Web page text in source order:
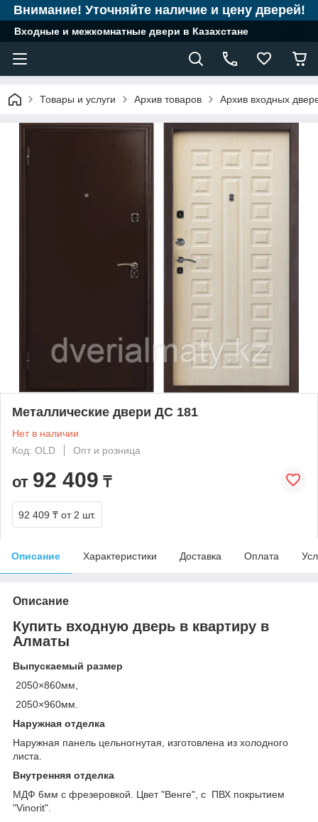
Внимание! Уточняйте наличие и цену дверей!
Входные и межкомнатные двери в Казахстане
Товары и услуги Архив товаров Архив входных
Металлические двери ДС 181
Нет в наличии
Код: OLD
Опт и розница
от 92 409 ₸
92 409 ₸ от 2 шт.
Описание Характеристики Доставка Оплата
Описание
Купить входную дверь в квартиру в
Алматы
Выпускаемый размер
2050×860мм,
2050×960мм.
Наружная отделка
Наружная панель цельногнутая, изготовлена из холодного
листа.
Внутренняя отделка
МДФ 6мм с фрезеровкой. Цвет "Венге", с ПВХ покрытием
"Vinorit".